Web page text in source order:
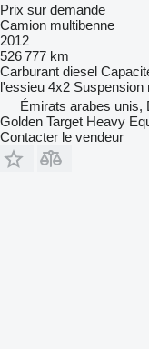
Prix sur demande
Camion multibenne
2012
526 777 km
Carburant diesel
l'essieu 4x2 Suspension
Émirats arabes unis,
Golden Target Heavy
Contacter le vendeur